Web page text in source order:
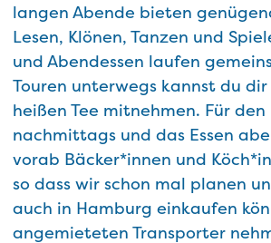
langen Abende bieten
Lesen, Klönen, Tanzen und
und Abendessen laufen
Touren unterwegs kannst du
heißen Tee mitnehmen. Für den
nachmittags und das Essen
vorab Bäcker*innen und
so dass wir schon mal planen
auch in Hamburg einkaufen
angemieteten Transporter